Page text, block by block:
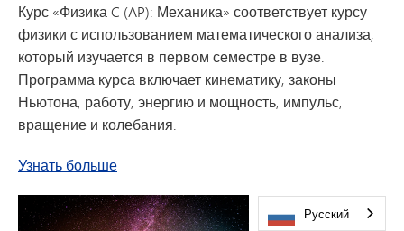
Курс «Физика C (AP): Механика» соответствует курсу
физики с использованием математического анализа,
который изучается в первом семестре в вузе.
Программа курса включает кинематику, законы
Ньютона, работу, энергию и мощность, импульс,
вращение и колебания.
Узнать большео курсе «Физика C» по программе AP:
Русский